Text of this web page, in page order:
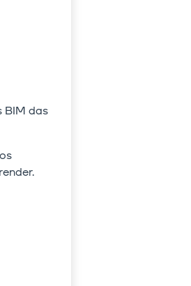
BIM das